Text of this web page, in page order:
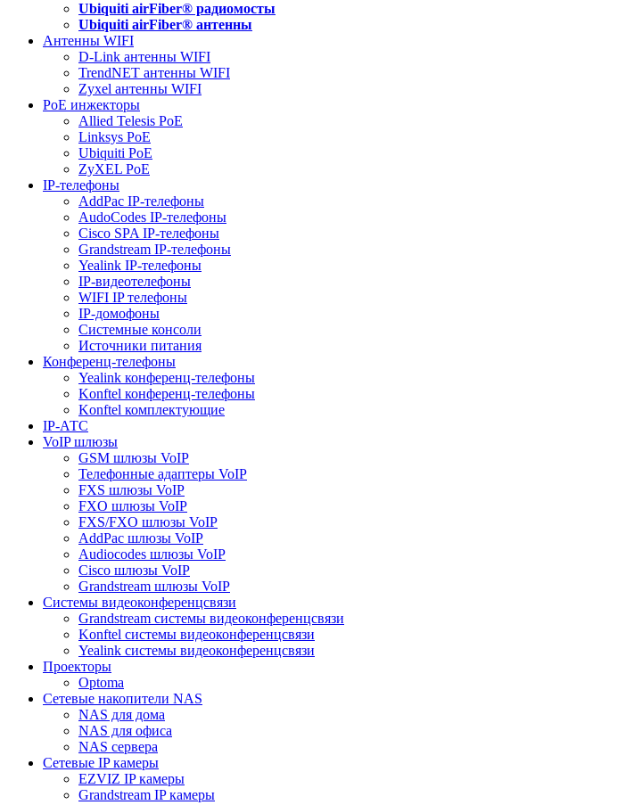
Ubiquiti airFiber® радиомосты
Ubiquiti airFiber® антенны
Антенны WIFI
D-Link антенны WIFI
TrendNET антенны WIFI
Zyxel антенны WIFI
PoE инжекторы
Allied Telesis PoE
Linksys PoE
Ubiquiti PoE
ZyXEL PoE
IP-телефоны
AddPac IP-телефоны
AudoCodes IP-телефоны
Cisco SPA IP-телефоны
Grandstream IP-телефоны
Yealink IP-телефоны
IP-видеотелефоны
WIFI IP телефоны
IP-домофоны
Системные консоли
Источники питания
Конференц-телефоны
Yealink конференц-телефоны
Konftel конференц-телефоны
Konftel комплектующие
IP-АТС
VoIP шлюзы
GSM шлюзы VoIP
Телефонные адаптеры VoIP
FXS шлюзы VoIP
FXO шлюзы VoIP
FXS/FXO шлюзы VoIP
AddPac шлюзы VoIP
Audiocodes шлюзы VoIP
Cisco шлюзы VoIP
Grandstream шлюзы VoIP
Системы видеоконференцсвязи
Grandstream системы видеоконференцсвязи
Konftel системы видеоконференцсвязи
Yealink системы видеоконференцсвязи
Проекторы
Optoma
Сетевые накопители NAS
NAS для дома
NAS для офиса
NAS сервера
Сетевые IP камеры
EZVIZ IP камеры
Grandstream IP камеры